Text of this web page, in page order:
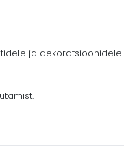
ja dekoratsioonidele.